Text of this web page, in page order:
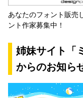
あなたのフォント販売
ント作家募集中！
姉妹サイト「
からのお知ら